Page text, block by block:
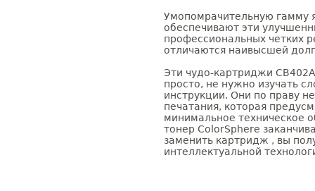
Умопомрачительную гамму
обеспечивают эти
профессиональных четких
отличаются наивысшей
Эти чудо-картриджи
просто, не нужно изучать
инструкции. Они по праву
печатания, которая
минимальное техническое
тонер ColorSphere
заменить картридж , вы
интеллектуальной